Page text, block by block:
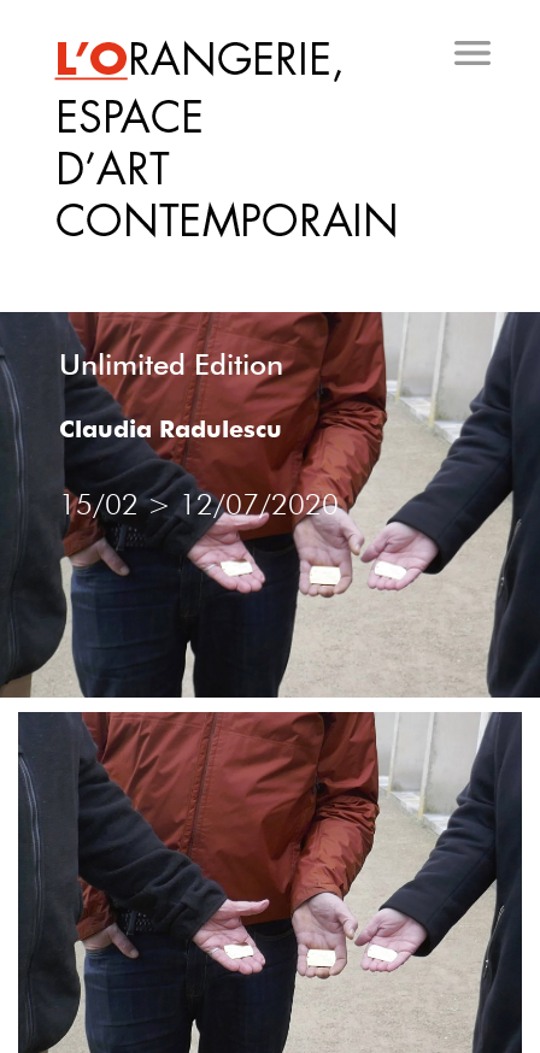
principal
Unlimited Edition
Claudia Radulescu
15/02 > 12/07/2020